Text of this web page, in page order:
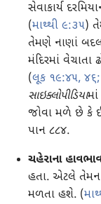
સેવાકાર્ય
(માથ્થી ૯:૩૫)
તેમણે નાણાં
મંદિરમાં વેચાતા
(લૂક ૧૯:૪૫, ૪૬;
સાઇક્લોપીડિયા
જોવા મળે છે કે
પાન ૮૮૪.
ચહેરાના
હતા. એટલે
મળતા હશે. (